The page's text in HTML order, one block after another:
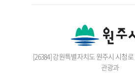
[26384] 강원특별자치도 원주시 시청
관광과